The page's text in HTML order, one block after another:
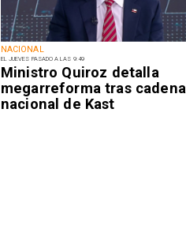
NACIONAL
EL JUEVES PASADO A LAS 9:49
Ministro Quiroz detalla
megarreforma tras cadena
nacional de Kast